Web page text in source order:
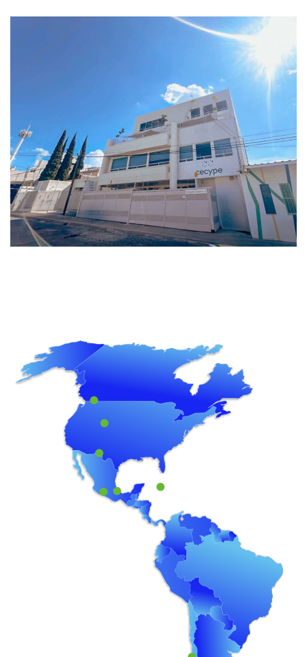
También cuenta con unidades
analíticas para pruebas de disolución y
evaluación de biosimilares desde 2012 y
2017, respectivamente.
Destacando como el primer ATP del
país en evaluación de biosimilares en
2016, CECYPE sigue siendo líder en
investigación clínica y análisis en la
región.
CECYPE conduce ensayos clínicos